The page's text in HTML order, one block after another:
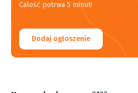
Calość potrwa 5 minut!
Dodaj ogłoszenie